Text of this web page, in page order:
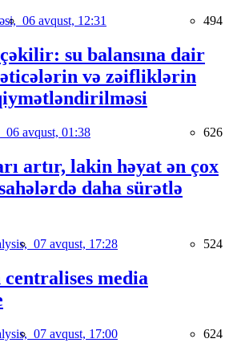
06 avqust, 12:31 494
su balansına dair
və zəifliklərin
06 avqust, 01:38 626
artır, lakin həyat ən çox
daha sürətlə
07 avqust, 17:28 524
media
07 avqust, 17:00 624